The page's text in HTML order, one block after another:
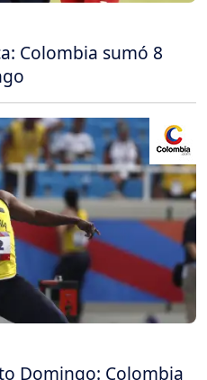
Colombia sumó 8
Domingo: Colombia